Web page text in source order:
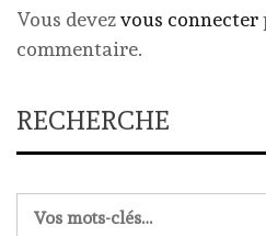
Vous devezvous connecter
commentaire.
RECHERCHE